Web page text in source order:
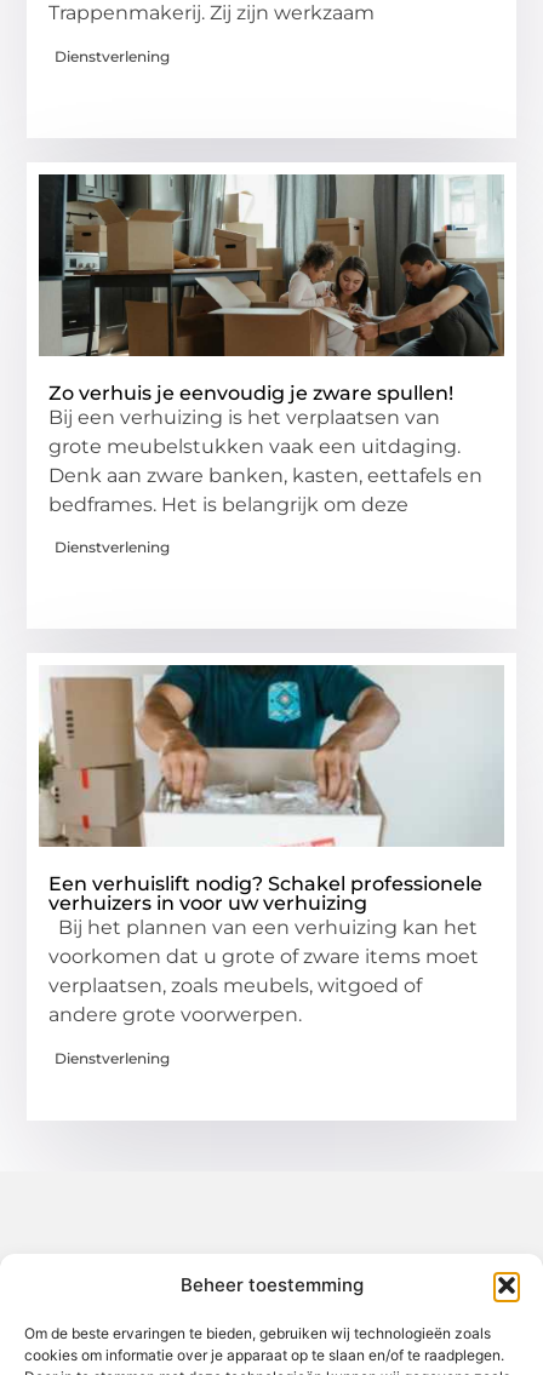
Beheer toestemming
Om de beste ervaringen te bieden, gebruiken wij technologieën zoals
cookies om informatie over je apparaat op te slaan en/of te raadplegen.
Trappenmakerij. Zij zijn werkzaam
Dienstverlening
Zo verhuis je eenvoudig je zware spullen!
Bij een verhuizing is het verplaatsen van
grote meubelstukken vaak een uitdaging.
Denk aan zware banken, kasten, eettafels en
bedframes. Het is belangrijk om deze
Dienstverlening
Een verhuislift nodig? Schakel professionele
verhuizers in voor uw verhuizing
Bij het plannen van een verhuizing kan het
voorkomen dat u grote of zware items moet
verplaatsen, zoals meubels, witgoed of
andere grote voorwerpen.
Dienstverlening
Jouw gids voor inspiratie en tips uit het dagelijks leven.
Ontdek een brede verzameling blogs en artikelen die je helpen
om het meeste uit elke dag te halen, met praktische adviezen
en verrassende inzichten.